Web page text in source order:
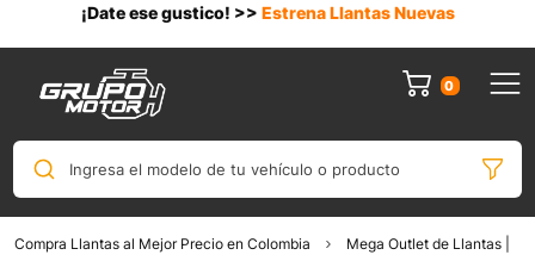
¡Date ese gustico! >> Estrena Llantas Nuevas
0
Ingresa el modelo de tu vehículo o producto
Compra Llantas al Mejor Precio en Colombia
Mega Outlet de Llantas |